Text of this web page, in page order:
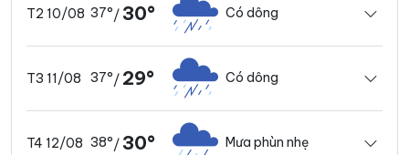
T2 10/08 37°/30° Có dông
T3 11/08 37°/ 29° Có dông
T4 12/08 38°/30° Mưa phùn nhẹ